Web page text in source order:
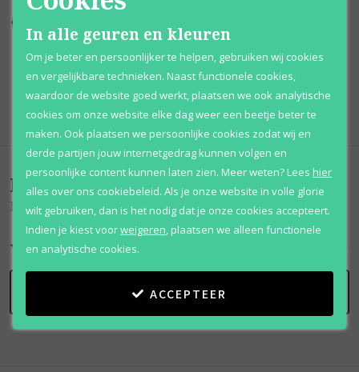
100% originele parfums Afhalen mogelijk
Qshops Keurmerk
Beoordelingen (0)
Eau De Mandarine Ambree
SCHRIJF BEOORDELING
In alle geuren en kleuren
Om je beter en persoonlijker te helpen, gebruiken wij cookies
en vergelijkbare technieken. Naast functionele cookies,
waardoor de website goed werkt, plaatsen we ook analytische
cookies om onze website elke dag weer een beetje beter te
maken. Ook plaatsen we persoonlijke cookies zodat wij en
derde partijen jouw internetgedrag kunnen volgen en
persoonlijke content kunnen laten zien. Meer weten?Lees hier
alles over ons cookiebeleid. Als je onze website in volle glorie
wilt gebruiken, dan is het nodig dat je onze cookies accepteert.
Indien je kiest voorweigeren,plaatsen we alleen functionele
en analytische cookies.
ACCEPTEER